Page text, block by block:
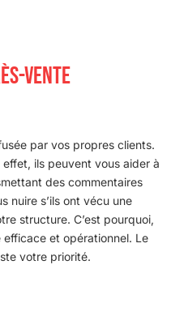
VENTE
par vos propres clients.
ils peuvent vous aider à
des commentaires
nuire s’ils ont vécu une
structure. C’est pourquoi,
et opérationnel. Le
votre priorité.